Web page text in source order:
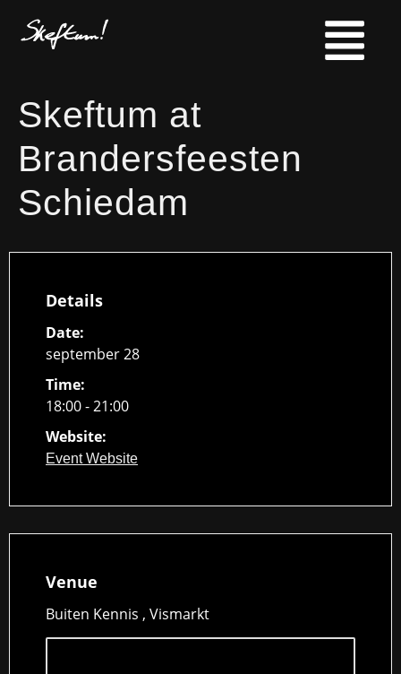
Skeftum at
Brandersfeesten
Schiedam
Details
Date:
september 28
Time:
18:00 - 21:00
Website:
Event Website
Venue
Buiten Kennis , Vismarkt